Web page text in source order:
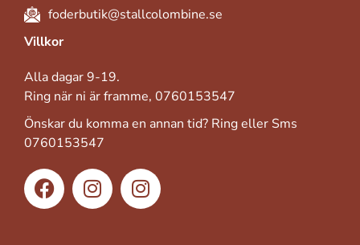
foderbutik@stallcolombine.se
Villkor
Alla dagar 9-19.
Ring när ni är framme, 0760153547
Önskar du komma en annan tid? Ring eller Sms
0760153547